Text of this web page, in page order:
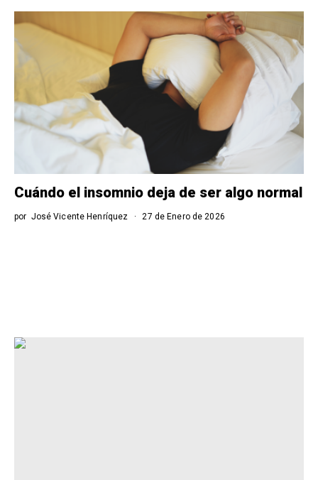
Cuándo el insomnio deja de ser algo normal
por José Vicente Henríquez 27 de Enero de 2026